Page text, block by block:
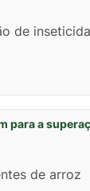
de
para a
de arroz